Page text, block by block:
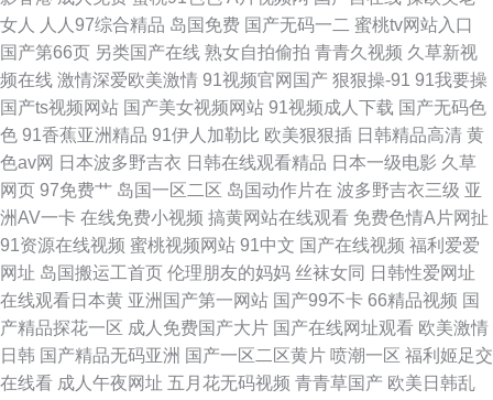
在线吃瓜 久草大香蕉亚洲 欧美涩逼 AV天堂福利
女人
人人97综合精品 岛国免费 国产无码一二 蜜桃tv网站入口
国产第66页 另类国产在线 熟女自拍偷拍 青青久视频 久草新视
频在线 激情深爱欧美激情 91视频官网国产 狠狠操-91 91我要操
国产ts视频网站 国产美女视频网站 91视频成人下载 国产无码色
色 91香蕉亚洲精品 91伊人加勒比 欧美狠狠插 日韩精品高清 黄
色av网 日本波多野吉衣 日韩在线观看精品 日本一级电影 久草
网页 97免费艹 岛国一区二区 岛国动作片在 波多野吉衣三级 亚
洲AV一卡 在线免费小视频 搞黄网站在线观看 免费色情A片网扯
91资源在线视频 蜜桃视频网站 91中文 国产在线视频 福利爱爱
网址 岛国搬运工首页 伦理朋友的妈妈 丝袜女同 日韩性爱网址
在线观看日本黄 亚洲国产第一网站 国产99不卡 66精品视频 国
产精品探花一区 成人免费国产大片 国产在线网址观看 欧美激情
日韩 国产精品无码亚洲 国产一区二区黄片 喷潮一区 福利姬足交
在线看 成人午夜网址 五月花无码视频 青青草国产 欧美日韩乱